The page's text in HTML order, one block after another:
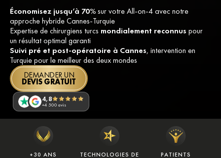
Économisez jusqu’à 70%sur votre All-on-4 avec notre
approche hybride Cannes-Turquie
Expertise de chirurgiens turcs mondialement reconnus pour
un résultat optimal garanti
Suivi pré et post-opératoire à Cannes, intervention en
Turquie pour le meilleur des deux mondes
DEMANDER UN
DEVIS GRATUIT
4,8
+4 500 avis
+30 ANS TECHNOLOGIES DE PATIENTS